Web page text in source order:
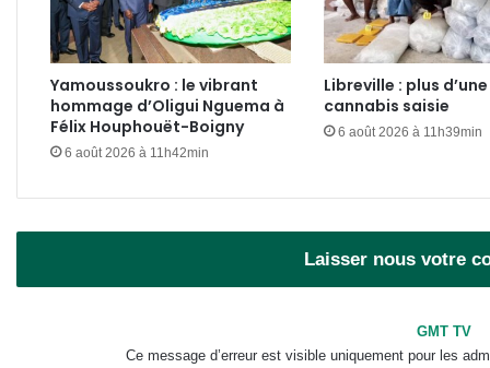
Yamoussoukro : le vibrant
hommage d’Oligui Nguema à
Félix Houphouët-Boigny
6 août 2026 à 11h42min
Libreville : plus
cannabis saisie
6 août 2026 à 11h39min
Laisser nous votre
GMT TV
Ce message d’erreur est visible uniquement pour les